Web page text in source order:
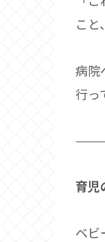
こと
病院
行っ
⸻
育児
ベビ